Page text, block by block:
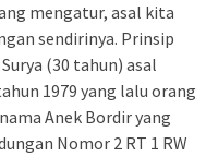
mengatur, asal kita
sendirinya. Prinsip
(30 tahun) asal
1979 yang lalu orang
Anek Bordir yang
Nomor 2 RT 1 RW